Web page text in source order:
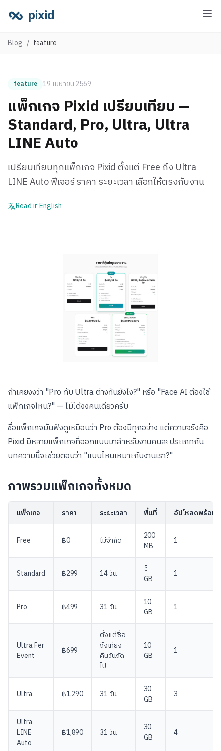
pixid
Blog / feature
feature 19 เมษายน 2569
แพ็กเกจ Pixid เปรียบเทียบ —
Standard, Pro, Ultra, Ultra
LINE Auto
เปรียบเทียบทุกแพ็กเกจ Pixid ตั้งแต่ Free ถึง Ultra
LINE Auto ฟีเจอร์ ราคา ระยะเวลา เลือกให้ตรงกับงาน
Read in English
ถ้าเคยงงว่า "Pro กับ Ultra ต่างกันยังไง?" หรือ "Face AI ต้องใช้
แพ็กเกจไหน?" — ไม่ได้งงคนเดียวครับ
ชื่อแพ็กเกจมันฟังดูเหมือนว่า Pro ต้องมีทุกอย่าง แต่ความจริงคือ
Pixid มีหลายแพ็กเกจที่ออกแบบมาสำหรับงานคนละประเภทกัน
บทความนี้จะช่วยตอบว่า "แบบไหนเหมาะกับงานเรา?"
ภาพรวมแพ็กเกจทั้งหมด
แพ็กเกจ ราคา ระยะเวลา พื้นที่ อัปโหลดพร้อม
Free ฿0 ไม่จำกัด
200
MB
1
Standard ฿299 14 วัน
5
GB
1
Pro ฿499 31 วัน
10
GB
1
Ultra Per
Event
฿699
ตั้งแต่ซื้อ
ถึงเที่ยง
คืนวันถัด
ไป
10
GB
1
Ultra ฿1,290 31 วัน
30
GB
3
Ultra
LINE
Auto
฿1,890 31 วัน
30
GB
4